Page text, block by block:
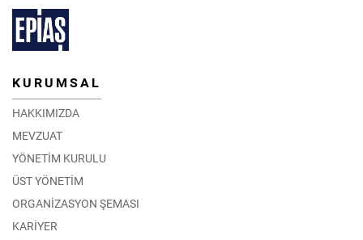
KURUMSAL
HAKKIMIZDA
MEVZUAT
YÖNETİM KURULU
ÜST YÖNETİM
ORGANİZASYON ŞEMASI
KARİYER